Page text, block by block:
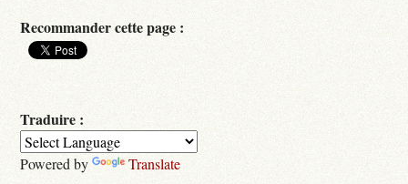
Recommander cette page :
Traduire :
Powered by Translate